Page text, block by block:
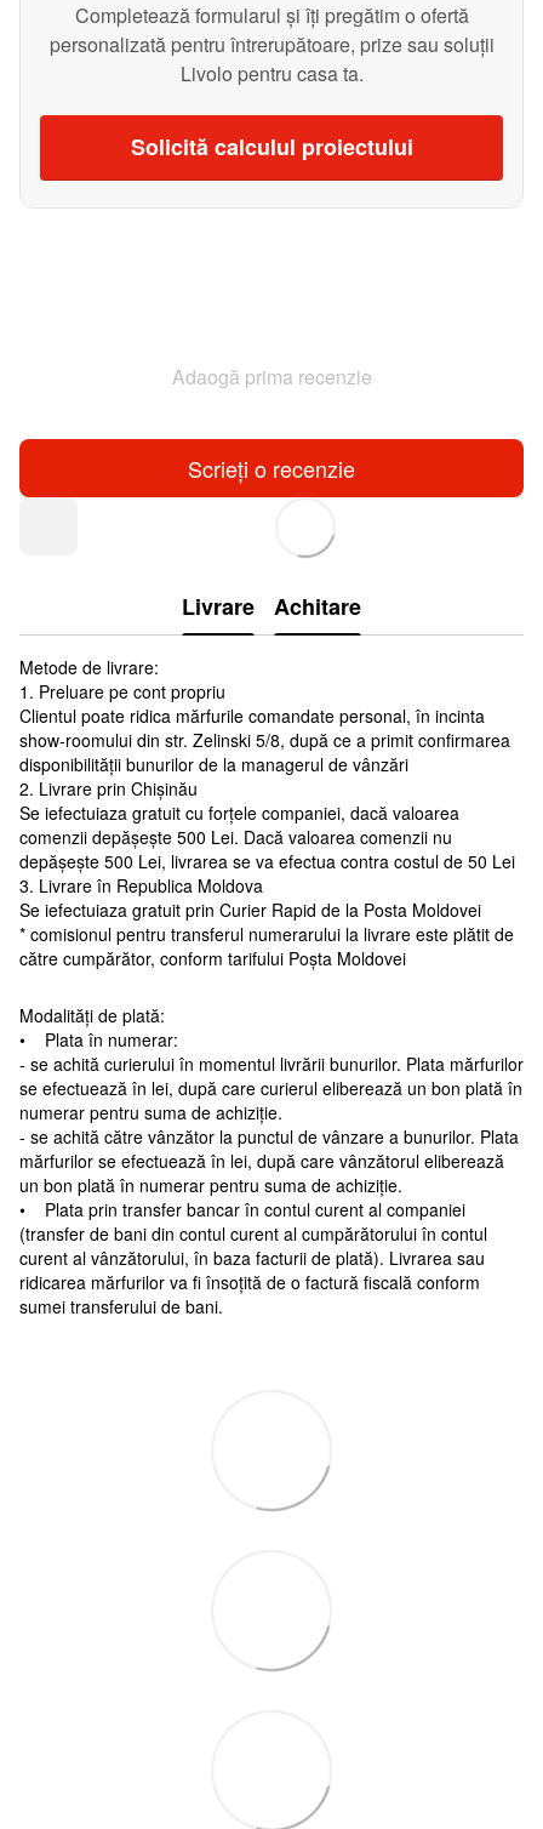
Completează formularul și îți pregătim o ofertă
personalizată pentru întrerupătoare, prize sau soluții
Livolo pentru casa ta.
Solicită calculul proiectului
Adaogă prima recenzie
Scrieți o recenzie
Livrare Achitare
Metode de livrare:
1. Preluare pe cont propriu
Clientul poate ridica mărfurile comandate personal, în incinta
show-roomului din str. Zelinski 5/8, după ce a primit confirmarea
disponibilității bunurilor de la managerul de vânzări
2. Livrare prin Chișinău
Se iefectuiaza gratuit cu forțele companiei, dacă valoarea
comenzii depășește 500 Lei. Dacă valoarea comenzii nu
depășește 500 Lei, livrarea se va efectua contra costul de 50 Lei
3. Livrare în Republica Moldova
Se iefectuiaza gratuit prin Curier Rapid de la Posta Moldovei
* comisionul pentru transferul numerarului la livrare este plătit de
către cumpărător, conform tarifului Poșta Moldovei
Modalități de plată:
• Plata în numerar:
- se achită curierului în momentul livrării bunurilor. Plata mărfurilor
se efectuează în lei, după care curierul eliberează un bon plată în
numerar pentru suma de achiziție.
- se achită către vânzător la punctul de vânzare a bunurilor. Plata
mărfurilor se efectuează în lei, după care vânzătorul eliberează
un bon plată în numerar pentru suma de achiziție.
• Plata prin transfer bancar în contul curent al companiei
(transfer de bani din contul curent al cumpărătorului în contul
curent al vânzătorului, în baza facturii de plată). Livrarea sau
ridicarea mărfurilor va fi însoțită de o factură fiscală conform
sumei transferului de bani.